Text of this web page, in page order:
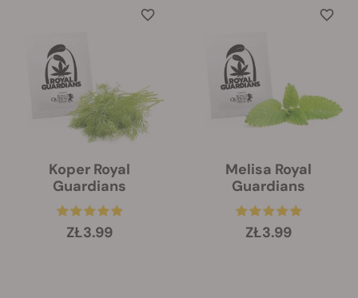
Koper Royal
Guardians
ZŁ3.99
Melisa Royal
Guardians
ZŁ3.99